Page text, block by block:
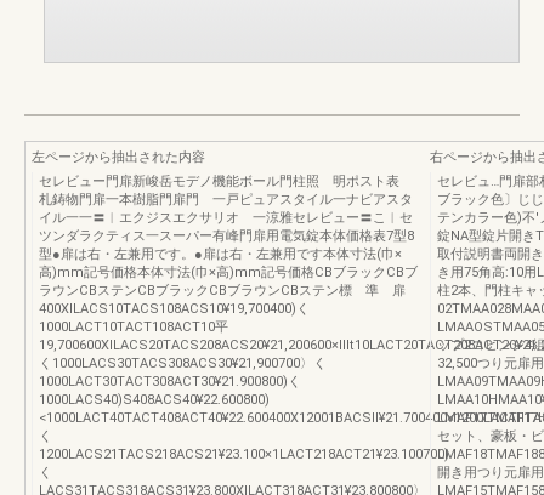
左ページから抽出された内容
セレビュー門扉新峻岳モデノ機能ボール門柱照 明ポスト表
札鋳物門扉一本樹脂門扉門 一戸ピュアスタイル一ナビアスタ
イル一一〓︱エクジスエクサリオ 一涼雅セレビュー〓こ︱セ
ツンダラクティス一スーパー有峰門扉用電気錠本体価格表7型8
型●扉は右・左兼用です。●扉は右・左兼用です本体寸法(巾×
高)mm記号価格本体寸法(巾×高)mm記号価格CBブラックCBブ
ラウンCBステンCBブラックCBブラウンCBステン標 準 扉
400XlLACS10TACS108ACS10¥19,700400)く
1000LACT10TACT108ACT10平
く1000LACS30TACS308ACS30¥21,900700〉く
1000LACT30TACT308ACT30¥21.900800)く
1000LACS40)S408ACS40¥22.600800)
く
1200LACS21TACS218ACS21¥23.100×1LACT218ACT21¥23.100700)
く
LACS31TACS318ACS31¥23.800XlLACT318ACT31¥23.800800〉
右ページから抽出
セレビュ…門扉部
ブラック色〕じ
テンカラー色)不'
錠NA型錠片開き
取付説明書両開
き用75角高:10用
柱2本、門柱キャ
ップ2コヒンジ4
32,500つり元扉
セット、豪板・
開き用つり元扉